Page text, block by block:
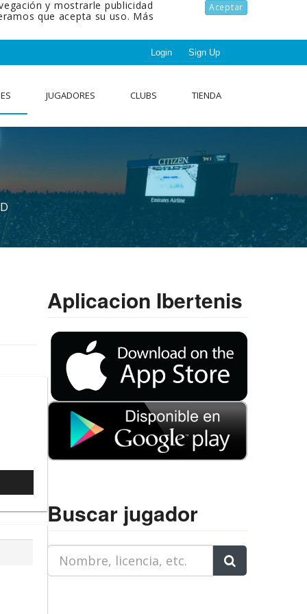
Aceptar
y mostrarle publicidad
que acepta su uso. Más
Login Sign Up
JUGADORES CLUBS TIENDA
Aplicacion Ibertenis
Buscar jugador